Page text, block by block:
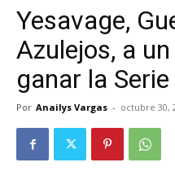
Yesavage,
Azulejos, a
ganar la
Por Anailys Vargas - octubre 30,